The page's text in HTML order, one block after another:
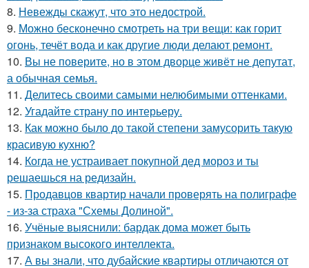
8. Невежды скажут, что это недострой.
9. Можно бесконечно смотреть на три вещи: как горит
огонь, течёт вода и как другие люди делают ремонт.
10. Вы не поверите, но в этом дворце живёт не депутат,
а обычная семья.
11. Делитесь своими самыми нелюбимыми оттенками.
12. Угадайте страну по интерьеру.
13. Как можно было до такой степени замусорить такую
красивую кухню?
14. Когда не устраивает покупной дед мороз и ты
решаешься на редизайн.
15. Продавцов квартир начали проверять на полиграфе
- из-за страха "Схемы Долиной".
16. Учёные выяснили: бардак дома может быть
признаком высокого интеллекта.
17. А вы знали, что дубайские квартиры отличаются от